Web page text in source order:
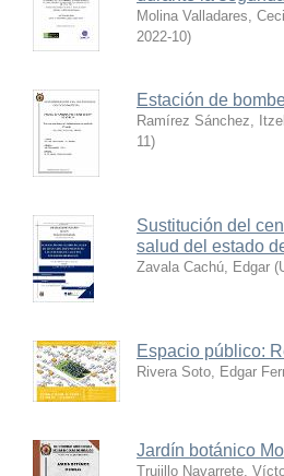
Molina Valladares,
2022-10)
Estación de
Ramírez Sánchez,
11)
Sustitución del
salud del estado
Zavala Cachú, Edgar (
Espacio público:
Rivera Soto, Edgar
Jardín botánico
Trujillo Navarrete,